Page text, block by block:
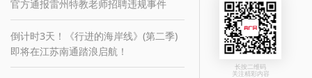
官方通报雷州特教老师招聘违规事件
倒计时3天！《行进的海岸线》(第二季)
即将在江苏南通踏浪启航！
长按二维码
关注精彩内容